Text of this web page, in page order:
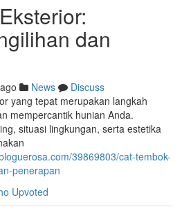
dan
News
Discuss
yang tepat merupakan langkah
mempercantik hunian Anda.
situasi lingkungan, serta estetika
39869803/cat-tembok-
penerapan
Upvoted